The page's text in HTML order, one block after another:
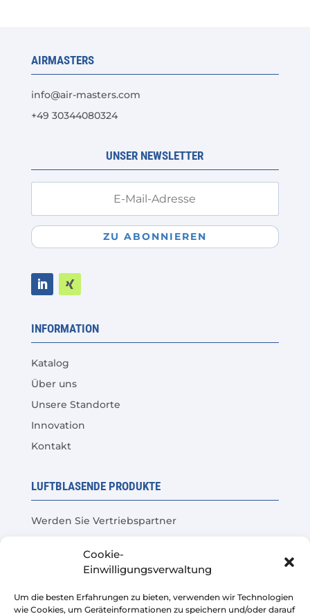
Cookie-
Einwilligungsverwaltung
Um die besten Erfahrungen zu bieten, verwenden wir Technologien
wie Cookies, um Geräteinformationen zu speichern und/oder darauf
können
der
Produktseite
werden
AIRMASTERS
info@air-masters.com
+49 30344080324
UNSER NEWSLETTER
ZU ABONNIEREN
INFORMATION
Katalog
Über uns
Unsere Standorte
Innovation
Kontakt
LUFTBLASENDE PRODUKTE
Werden Sie Vertriebspartner
Häufige Fragen